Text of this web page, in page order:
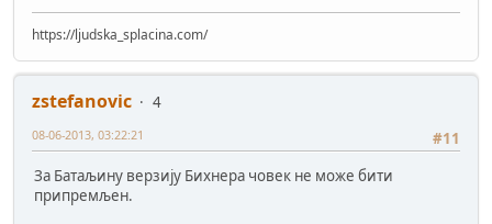
https://ljudska_splacina.com/
zstefanovic
4
#11
08-06-2013, 03:22:21
За Батаљину верзију Бихнера човек не може бити
припремљен.